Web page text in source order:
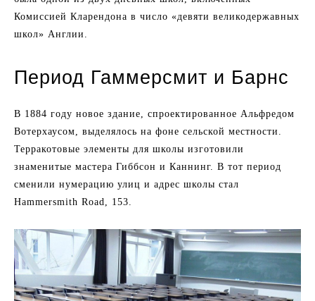
Комиссией Кларендона в число «девяти великодержавных
школ» Англии.
Период Гаммерсмит и Барнс
В 1884 году новое здание, спроектированное Альфредом
Вотерхаусом, выделялось на фоне сельской местности.
Терракотовые элементы для школы изготовили
знаменитые мастера Гиббсон и Каннинг. В тот период
сменили нумерацию улиц и адрес школы стал
Hammersmith Road, 153.